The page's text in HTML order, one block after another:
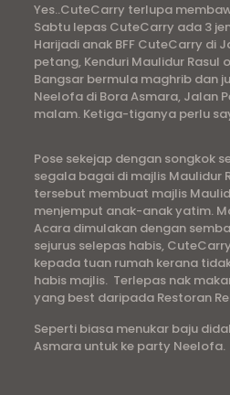
Yes..CuteCarry terlupa
Sabtu lepas CuteCarry ada 3
Harijadi anak BFF CuteCarry di
petang, Kenduri Maulidur Rasul
Bangsar bermula maghrib dan
Neelofa di Bora Asmara, Jalan
malam. Ketiga-tiganya perlu
Pose sekejap dengan songkok
segala bagai di majlis Maulidur
tersebut membuat majlis
menjemput anak-anak yatim.
Acara dimulakan dengan
sejurus selepas habis,
kepada tuan rumah kerana
habis majlis. Terlepas nak
yang best daripada Restoran
Seperti biasa menukar baju
Asmara untuk ke party Neelofa.